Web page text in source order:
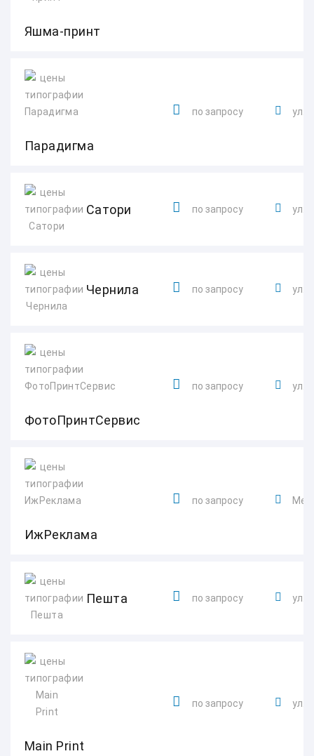
Яшма-принт
Парадигма
по запросу ул.
Сатори по запросу ул.
Чернила по запросу ул.
ФотоПринтСервис
по запросу ул.
ИжРеклама
по запросу
Пешта по запросу ул.
Main Print
по запросу ул.